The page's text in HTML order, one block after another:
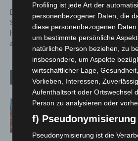
Digitalisierung im Aufwind:
Service-Portal der Region
Hannover verzeichnet mehr
als 1,5 Millionen Seitenaufrufe
Verwandte Artikel Mehr vom Autor
A2: Zweite
zwischen
Bothfeld
Profiling ist jede Art der
personenbezogener Daten, die
diese personenbezogenen Daten
um bestimmte persönliche
natürliche Person beziehen, zu
insbesondere, um Aspekte
wirtschaftlicher Lage,
Vorlieben, Interessen,
Aufenthaltsort oder Ortswechsel
Person zu analysieren oder
f) Pseudonymisierung
Pseudonymisierung ist die